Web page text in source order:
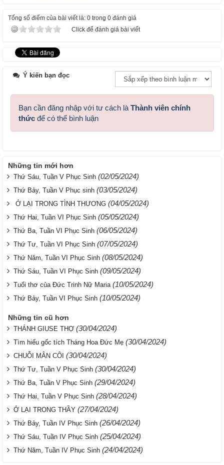
Tổng số điểm của bài viết là: 0 trong 0 đánh giá
Click để đánh giá bài viết
Ý kiến bạn đọc
Bạn cần đăng nhập với tư cách là Thành viên chính
thức để có thể bình luận
Những tin mới hơn
Thứ Sáu, Tuần V Phục Sinh (02/05/2024)
Thứ Bảy, Tuần V Phục sinh (03/05/2024)
Ở LẠI TRONG TÌNH THƯƠNG (04/05/2024)
Thứ Hai, Tuần VI Phục Sinh (05/05/2024)
Thứ Ba, Tuần VI Phục Sinh (06/05/2024)
Thứ Tư, Tuần VI Phục Sinh (07/05/2024)
Thứ Năm, Tuần VI Phục Sinh (08/05/2024)
Thứ Sáu, Tuần VI Phục Sinh (09/05/2024)
Tuổi thơ của Đức Trinh Nữ Maria (10/05/2024)
Thứ Bảy, Tuần VI Phục Sinh (10/05/2024)
Những tin cũ hơn
THÁNH GIUSE THỢ (30/04/2024)
Tìm hiểu gốc tích Tháng Hoa Đức Mẹ (30/04/2024)
CHUỖI MÂN CÔI (30/04/2024)
Thứ Tư, Tuần V Phục Sinh (30/04/2024)
Thứ Ba, Tuần V Phục Sinh (29/04/2024)
Thứ Hai, Tuần V Phục Sinh (28/04/2024)
Ở LẠI TRONG THẦY (27/04/2024)
Thứ Bảy, Tuần IV Phục Sinh (26/04/2024)
Thứ Sáu, Tuần IV Phục Sinh (25/04/2024)
Thứ Năm, Tuần IV Phục Sinh (24/04/2024)